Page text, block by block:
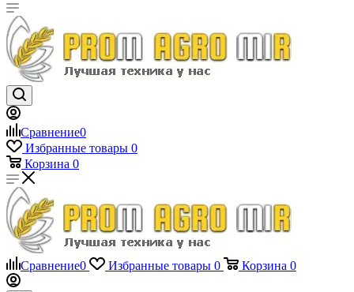
Сравнение0
Избранные товары 0
Корзина 0
Сравнение0 Избранные товары 0 Корзина 0